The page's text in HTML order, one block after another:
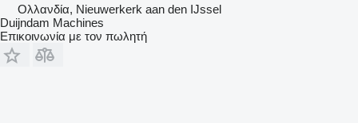
Ολλανδία, Nieuwerkerk aan den IJssel
Duijndam Machines
Επικοινωνία με τον πωλητή